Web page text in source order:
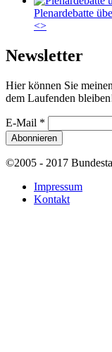
Plenardebatte
<>
Newsletter
Hier können Sie
dem Laufenden
E-Mail *
©2005 - 2017
Impressum
Kontakt